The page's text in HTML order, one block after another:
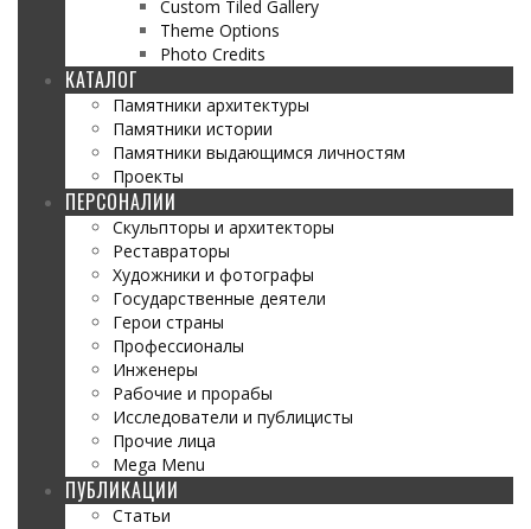
Custom Tiled Gallery
Theme Options
Photo Credits
КАТАЛОГ
Памятники архитектуры
Памятники истории
Памятники выдающимся личностям
Проекты
ПЕРСОНАЛИИ
Скульпторы и архитекторы
Реставраторы
Художники и фотографы
Государственные деятели
Герои страны
Профессионалы
Инженеры
Рабочие и прорабы
Исследователи и публицисты
Прочие лица
Mega Menu
ПУБЛИКАЦИИ
Статьи